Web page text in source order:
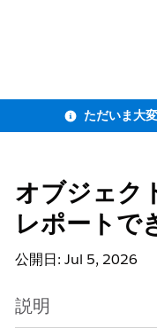
オブジェク
レポートで
公開日: Jul 5, 2026
説明